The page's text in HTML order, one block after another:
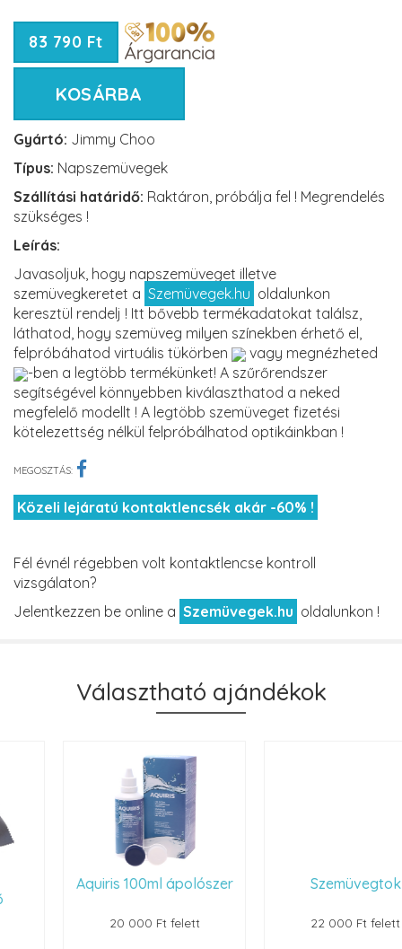
83 790 Ft
KOSÁRBA
Gyártó: Jimmy Choo
Típus: Napszemüvegek
Szállítási határidő: Raktáron, próbálja fel ! Megrendelés
szükséges !
Leírás:
Javasoljuk, hogy napszemüveget illetve
szemüvegkeretet a Szemüvegek.hu oldalunkon
keresztül rendelj ! Itt bővebb termékadatokat találsz,
láthatod, hogy szemüveg milyen színekben érhető el,
felpróbáhatod virtuális tükörben
vagy megnézheted
-ben a legtöbb termékünket! A szűrőrendszer
segítségével könnyebben kiválaszthatod a neked
megfelelő modellt ! A legtöbb szemüveget fizetési
kötelezettség nélkül felpróbálhatod optikáinkban !
MEGOSZTÁS:
Közeli lejáratú kontaktlencsék akár -60% !
Fél évnél régebben volt kontaktlencse kontroll
vizsgálaton?
Jelentkezzen be online a Szemüvegek.hu oldalunkon !
Választható ajándékok
Aquiris 100ml ápolószer
20 000 Ft felett
Szemüvegtok
22 000 Ft felett